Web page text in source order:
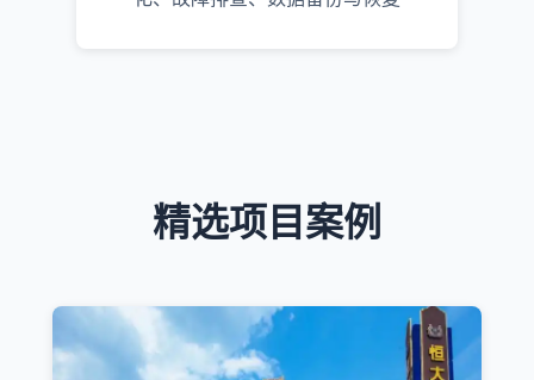
精选项目案例